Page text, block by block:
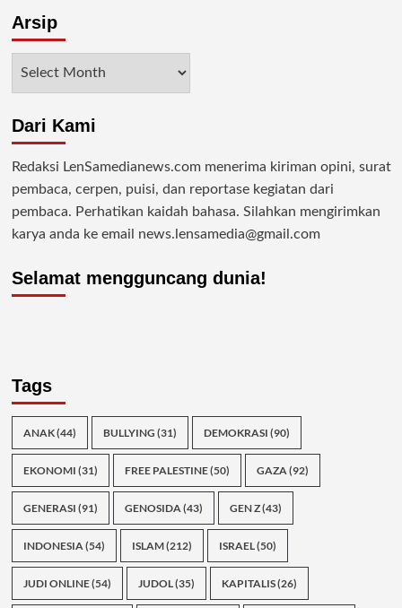
Arsip
Arsip
Dari Kami
Redaksi LenSamedianews.com menerima kiriman opini, surat
pembaca, cerpen, puisi, dan reportase kegiatan dari
pembaca. Perhatikan kaidah bahasa. Silahkan mengirimkan
karya anda ke email news.lensamedia@gmail.com
Selamat mengguncang dunia!
Tags
ANAK(44) BULLYING (31) DEMOKRASI (90)
EKONOMI (31) FREE PALESTINE(50) GAZA (92)
GENERASI (91) GENOSIDA (43) GEN Z(43)
INDONESIA (54) ISLAM(212) ISRAEL(50)
JUDI ONLINE(54) JUDOL(35) KAPITALIS(26)